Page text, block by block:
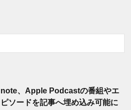
note、Apple Podcastの番組やエ
ピソードを記事へ埋め込み可能に